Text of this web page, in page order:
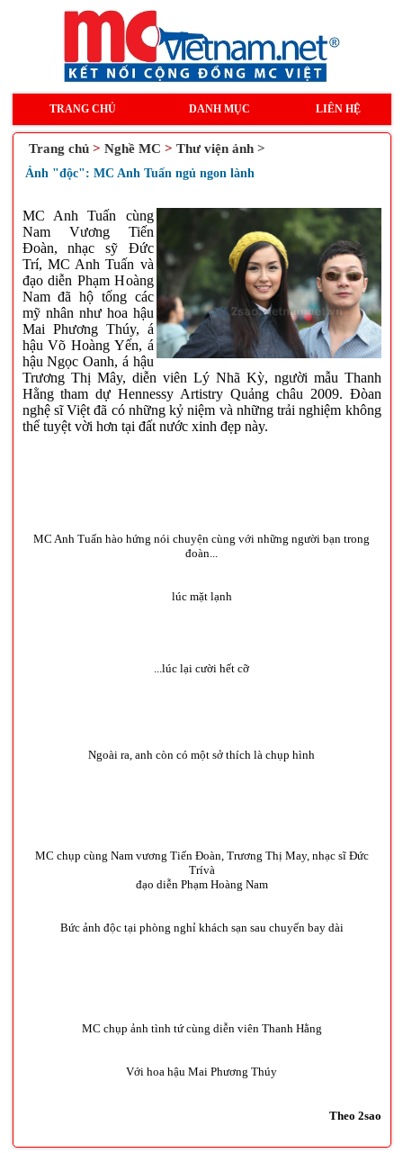
TRANG CHỦ DANH MỤC LIÊN HỆ
Trang chủ > Nghề MC > Thư viện ảnh >
Ảnh "độc": MC Anh Tuấn ngủ ngon lành
MC Anh Tuấn cùng
Nam Vương Tiến
Đoàn, nhạc sỹ Đức
Trí, MC Anh Tuấn và
đạo diễn Phạm Hoàng
Nam đã hộ tống các
mỹ nhân như hoa hậu
Mai Phương Thúy, á
hậu Võ Hoàng Yến, á
hậu Ngọc Oanh, á hậu
Trương Thị Mây, diễn viên Lý Nhã Kỳ, người mẫu Thanh
Hằng tham dự Hennessy Artistry Quảng châu 2009. Đòan
nghệ sĩ Việt đã có những kỷ niệm và những trải nghiệm không
thể tuyệt vời hơn tại đất nước xinh đẹp này.
MC Anh Tuấn hào hứng nói chuyện cùng với những người bạn trong
đoàn...
lúc mặt lạnh
...lúc lại cười hết cỡ
Ngoài ra, anh còn có một sở thích là chụp hình
MC chụp cùng Nam vương Tiến Đoàn, Trương Thị May, nhạc sĩ Đức
Trívà
đạo diễn Phạm Hoàng Nam
Bức ảnh độc tại phòng nghỉ khách sạn sau chuyến bay dài
MC chụp ảnh tình tứ cùng diễn viên Thanh Hằng
Với hoa hậu Mai Phương Thúy
Theo 2sao